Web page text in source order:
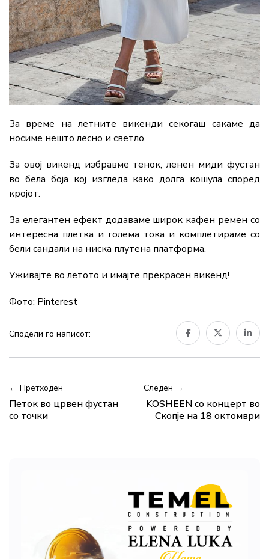
За време на летните викенди секогаш сакаме да
носиме нешто лесно и светло.
За овој викенд избравме тенок, ленен миди фустан
во бела боја кој изгледа како долга кошула според
кројот.
За елегантен ефект додаваме широк кафен ремен со
интересна плетка и голема тока и комплетираме со
бели сандали на ниска плутена платформа.
Уживајте во летото и имајте прекрасен викенд!
Фото: Pinterest
Сподели го написот:
← Претходен
Петок во црвен фустан
со точки
Следен →
KOSHEEN со концерт во
Скопје на 18 октомври